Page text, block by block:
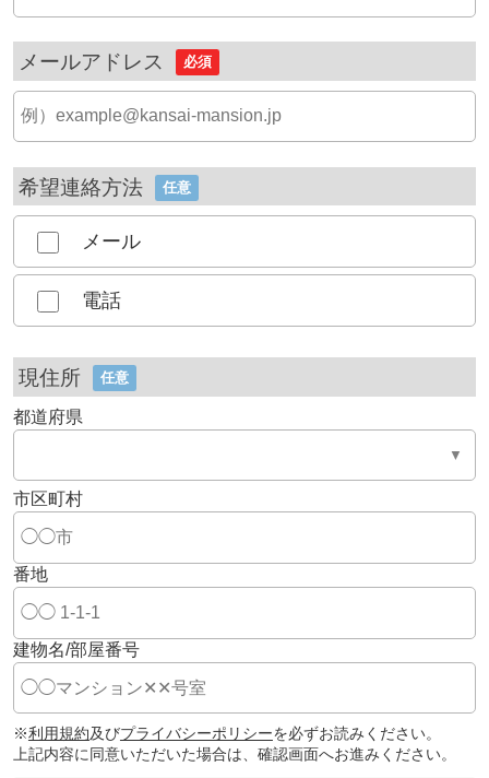
メールアドレス 必須
希望連絡方法 任意
メール
電話
現住所 任意
都道府県
市区町村
番地
建物名/部屋番号
※利用規約及びプライバシーポリシーを必ずお読みください。
上記内容に同意いただいた場合は、確認画面へお進みください。